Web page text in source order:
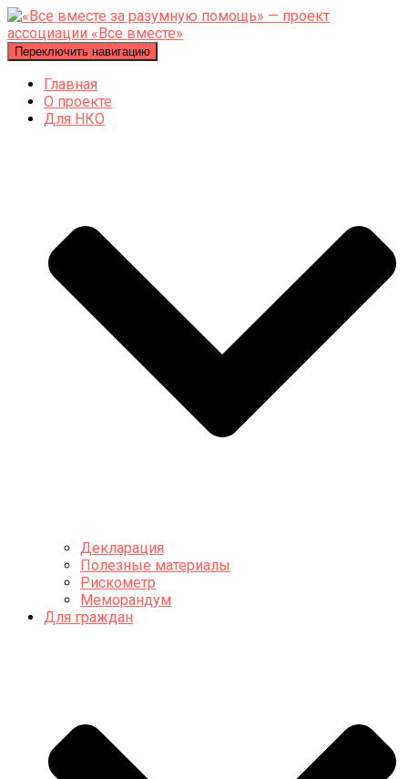
Переключить навигацию
Главная
О проекте
Для НКО
Декларация
Полезные материалы
Рискометр
Меморандум
Для граждан